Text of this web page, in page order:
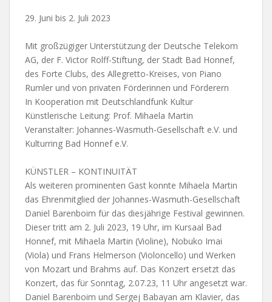
29. Juni bis 2. Juli 2023
Mit großzügiger Unterstützung der Deutsche Telekom
AG, der F. Victor Rolff-Stiftung, der Stadt Bad Honnef,
des Forte Clubs, des Allegretto-Kreises, von Piano
Rumler und von privaten Förderinnen und Förderern
In Kooperation mit Deutschlandfunk Kultur
Künstlerische Leitung: Prof. Mihaela Martin
Veranstalter: Johannes-Wasmuth-Gesellschaft e.V. und
Kulturring Bad Honnef e.V.
KÜNSTLER – KONTINUITÄT
Als weiteren prominenten Gast konnte Mihaela Martin
das Ehrenmitglied der Johannes-Wasmuth-Gesellschaft
Daniel Barenboim für das diesjährige Festival gewinnen.
Dieser tritt am 2. Juli 2023, 19 Uhr, im Kursaal Bad
Honnef, mit Mihaela Martin (Violine), Nobuko Imai
(Viola) und Frans Helmerson (Violoncello) und Werken
von Mozart und Brahms auf. Das Konzert ersetzt das
Konzert, das für Sonntag, 2.07.23, 11 Uhr angesetzt war.
Daniel Barenboim und Sergej Babayan am Klavier, das